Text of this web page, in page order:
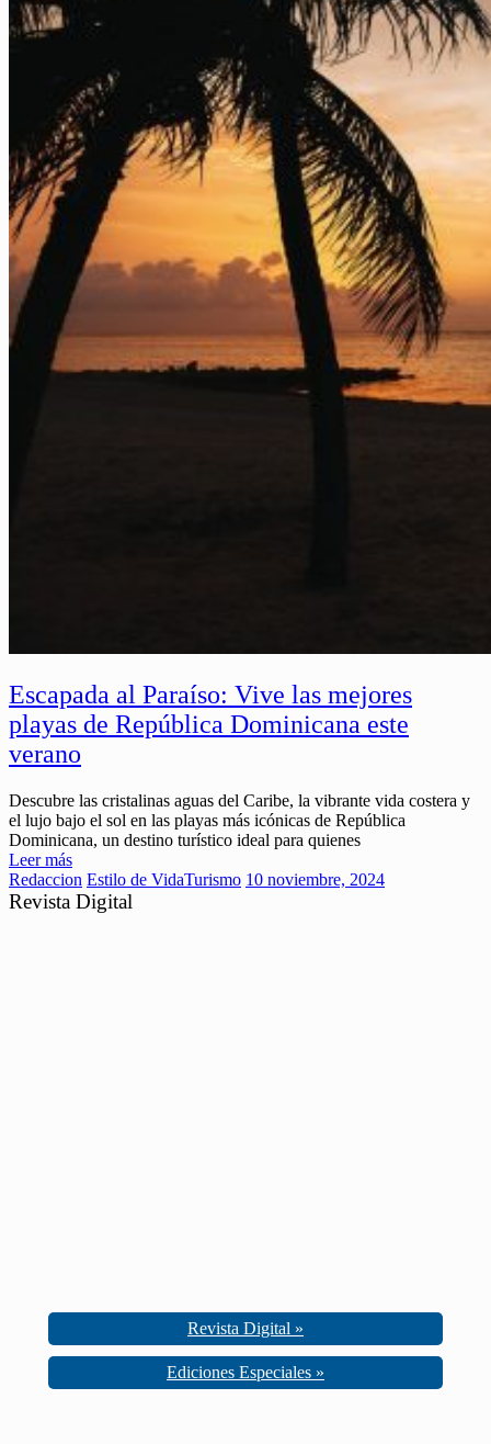
Escapada al Paraíso: Vive las mejores
playas de República Dominicana este
verano
Descubre las cristalinas aguas del Caribe, la vibrante vida costera y
el lujo bajo el sol en las playas más icónicas de República
Dominicana, un destino turístico ideal para quienes
Leer más
Redaccion Estilo de VidaTurismo 10 noviembre, 2024
Revista Digital
Revista Digital »
Ediciones Especiales »